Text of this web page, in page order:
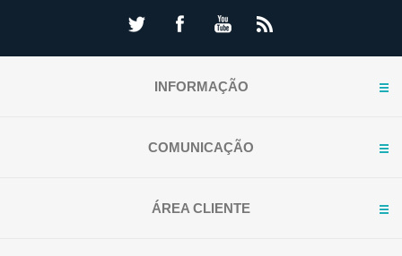
INFORMAÇÃO
COMUNICAÇÃO
ÁREA CLIENTE